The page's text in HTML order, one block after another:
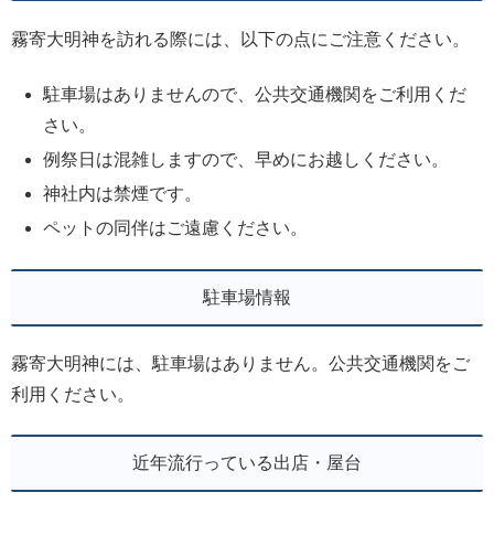
霧寄大明神を訪れる際には、以下の点にご注意ください。
駐車場はありませんので、公共交通機関をご利用くだ
さい。
例祭日は混雑しますので、早めにお越しください。
神社内は禁煙です。
ペットの同伴はご遠慮ください。
駐車場情報
霧寄大明神には、駐車場はありません。公共交通機関をご
利用ください。
近年流行っている出店・屋台